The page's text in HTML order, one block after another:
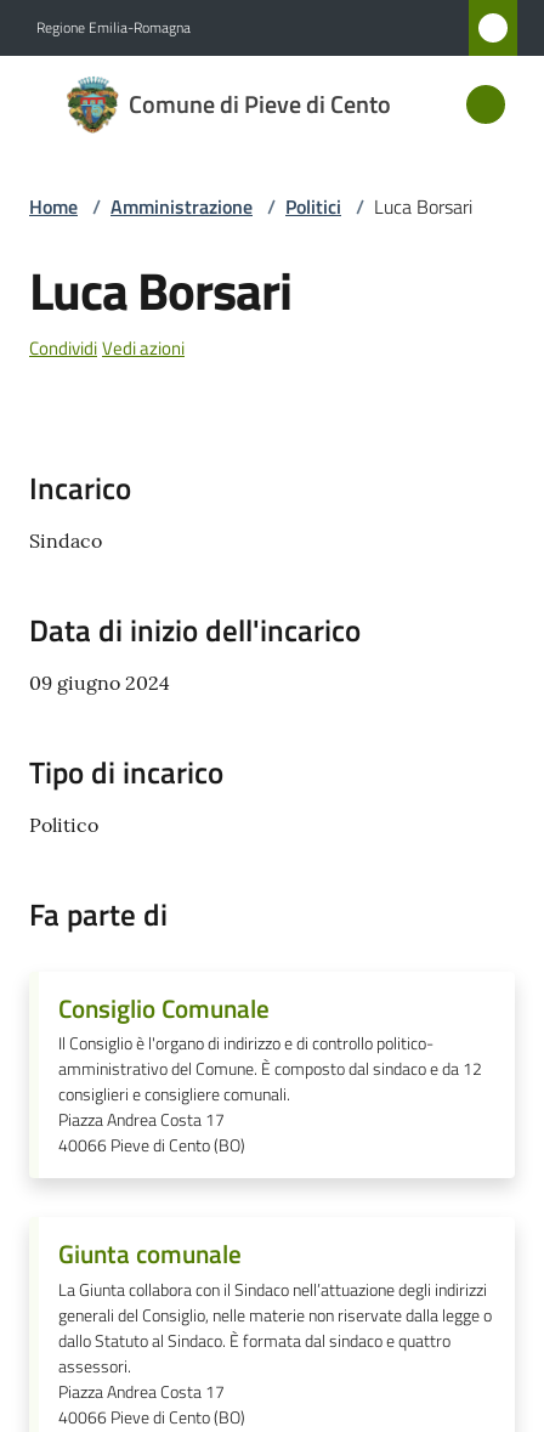
Regione Emilia-Romagna
Comune di Pieve di Cento
Comune
di Pieve
Menu selezionato
Pieve
Cento
Amministrazione
Tutti
gli
Home / Amministrazione / Politici / Luca Borsari
Salta al contenuto
Luca Borsari
CondividiVedi azioni
Incarico
Sindaco
Data di inizio dell'incarico
09 giugno 2024
Tipo di incarico
Politico
Fa parte di
Consiglio Comunale
Il Consiglio è l'organo di indirizzo e di controllo politico-
amministrativo del Comune. È composto dal sindaco e da 12
consiglieri e consigliere comunali.
Piazza Andrea Costa 17
40066Pieve di Cento (BO)
Giunta comunale
La Giunta collabora con il Sindaco nell’attuazione degli indirizzi
generali del Consiglio, nelle materie non riservate dalla legge o
dallo Statuto al Sindaco. È formata dal sindaco e quattro
assessori.
Piazza Andrea Costa 17
40066Pieve di Cento (BO)